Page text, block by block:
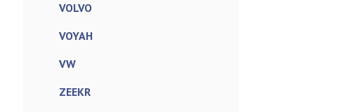
VOLVO
VOYAH
VW
ZEEKR